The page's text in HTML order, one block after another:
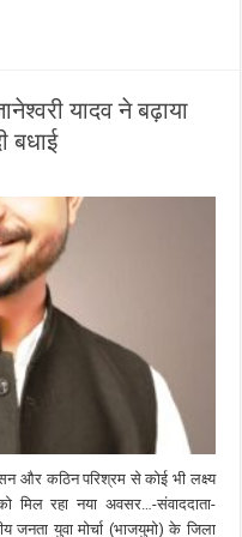
यादव ने बढ़ाया
बधाई
और कठिन परिश्रम से कोई भी लक्ष्य
रहा नया अवसर…-संवाददाता-
युवा मोर्चा (भाजयुमो) के जिला